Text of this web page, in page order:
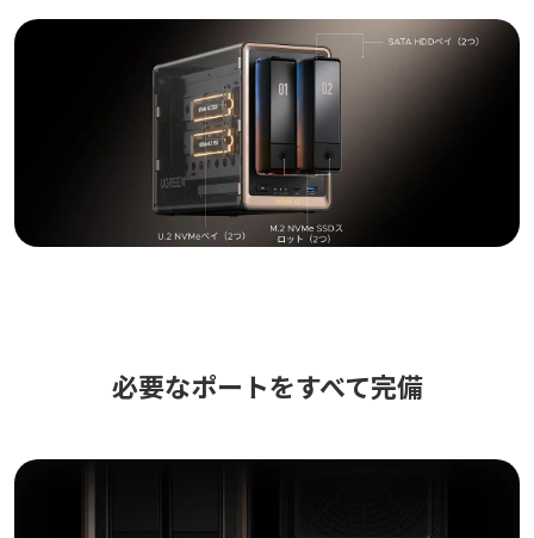
必要なポートをすべて完備